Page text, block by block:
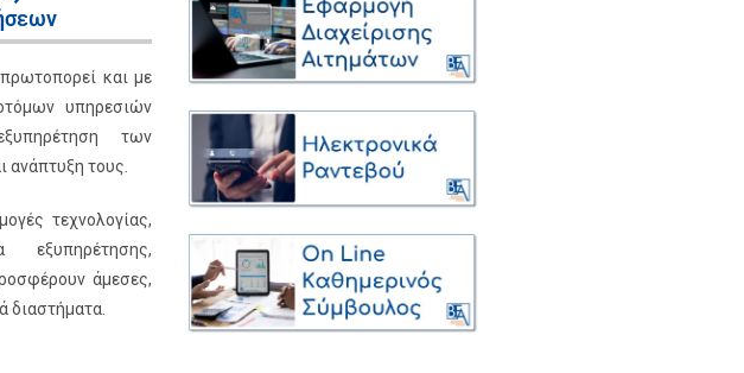
και με
υπηρεσιών
των
ανάπτυξη τους.
τεχνολογίας,
εξυπηρέτησης,
άμεσες,
διαστήματα.